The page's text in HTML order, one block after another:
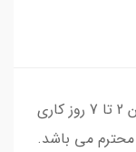
محصول در فروشگاه موجود است و ارسال بین 2 تا 7 روز کاری
می باشد.